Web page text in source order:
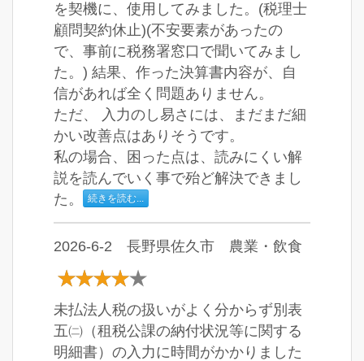
を契機に、使用してみました。(税理士
顧問契約休止)(不安要素があったの
で、事前に税務署窓口で聞いてみまし
た。) 結果、作った決算書内容が、自
信があれば全く問題ありません。
ただ、 入力のし易さには、まだまだ細
かい改善点はありそうです。
私の場合、困った点は、読みにくい解
説を読んでいく事で殆ど解決できまし
た。
続きを読む...
2026-6-2 長野県佐久市 農業・飲食
未払法人税の扱いがよく分からず別表
五㈡（租税公課の納付状況等に関する
明細書）の入力に時間がかかりました